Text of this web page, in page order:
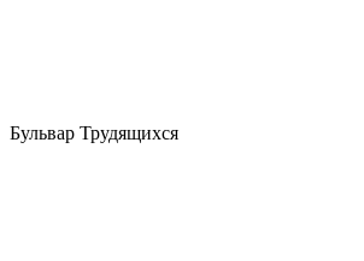
Бульвар Трудящихся